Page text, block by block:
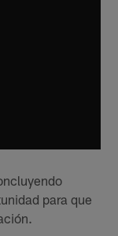
para que